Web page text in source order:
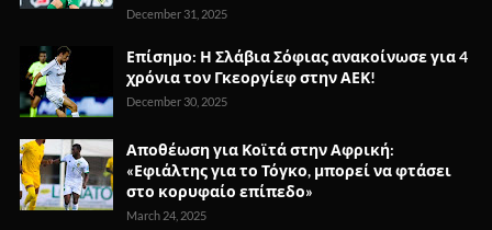
December 31, 2025
Επίσημο: Η Σλάβια Σόφιας ανακοίνωσε για 4
χρόνια τον Γκεοργίεφ στην ΑΕΚ!
December 30, 2025
Αποθέωση για Κοϊτά στην Αφρική:
«Εφιάλτης για το Τόγκο, μπορεί να φτάσει
στο κορυφαίο επίπεδο»
March 24, 2025